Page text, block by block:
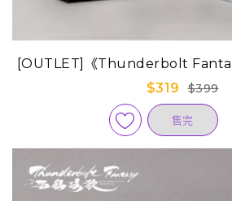
[OUTLET]《Thunderbolt
(已售完)
$319 $399
售完